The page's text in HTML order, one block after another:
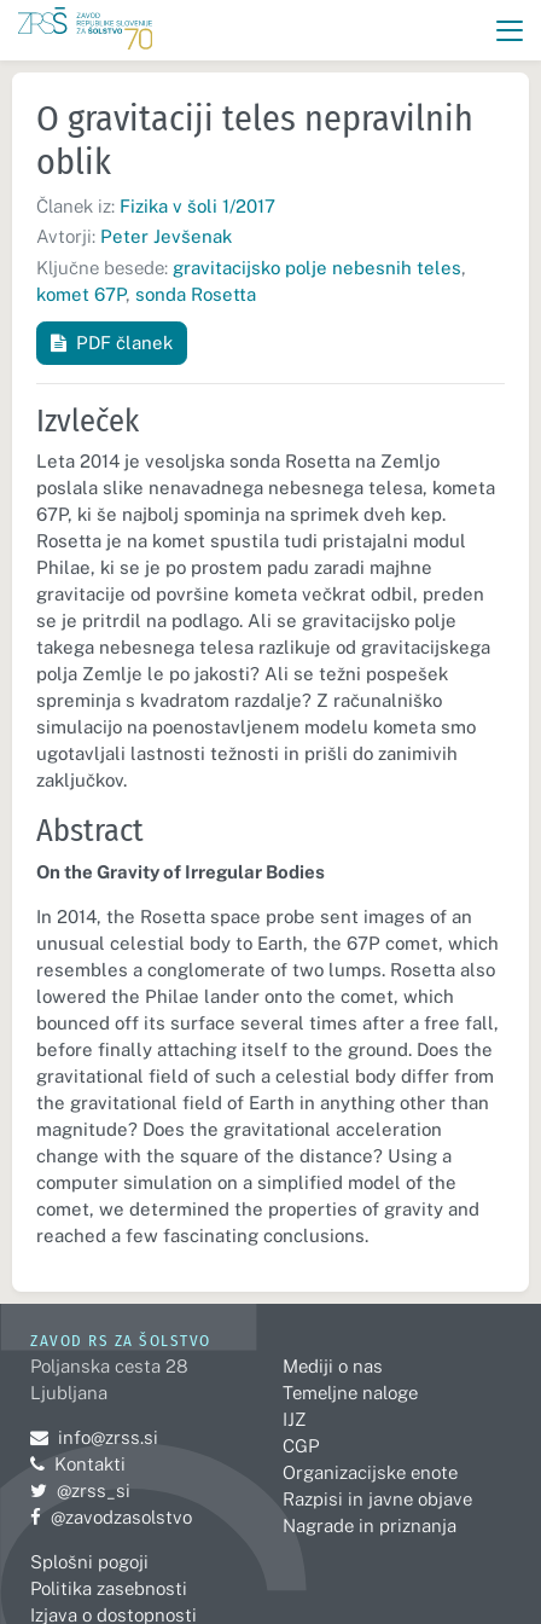
O gravitaciji teles nepravilnih
oblik
Članek iz: Fizika v šoli 1/2017
Avtorji: Peter Jevšenak
Ključne besede: gravitacijsko polje nebesnih teles,
komet 67P, sonda Rosetta
PDF članek
Izvleček
Leta 2014 je vesoljska sonda Rosetta na Zemljo
poslala slike nenavadnega nebesnega telesa, kometa
67P, ki še najbolj spominja na sprimek dveh kep.
Rosetta je na komet spustila tudi pristajalni modul
Philae, ki se je po prostem padu zaradi majhne
gravitacije od površine kometa večkrat odbil, preden
se je pritrdil na podlago. Ali se gravitacijsko polje
takega nebesnega telesa razlikuje od gravitacijskega
polja Zemlje le po jakosti? Ali se težni pospešek
spreminja s kvadratom razdalje? Z računalniško
simulacijo na poenostavljenem modelu kometa smo
ugotavljali lastnosti težnosti in prišli do zanimivih
zaključkov.
Abstract
On the Gravity of Irregular Bodies
In 2014, the Rosetta space probe sent images of an
unusual celestial body to Earth, the 67P comet, which
resembles a conglomerate of two lumps. Rosetta also
lowered the Philae lander onto the comet, which
bounced off its surface several times after a free fall,
before finally attaching itself to the ground. Does the
gravitational field of such a celestial body differ from
the gravitational field of Earth in anything other than
magnitude? Does the gravitational acceleration
change with the square of the distance? Using a
computer simulation on a simplified model of the
comet, we determined the properties of gravity and
reached a few fascinating conclusions.
ZAVOD RS ZA ŠOLSTVO
Poljanska cesta 28
Ljubljana
Pošljite e-mail na
info@zrss.si
Kontakti
Pojdite na Twitter:
@zrss_si
Pojdite na Facebook:
@zavodzasolstvo
Splošni pogoji
Politika zasebnosti
Izjava o dostopnosti
Mediji o nas
Temeljne naloge
IJZ
CGP
Organizacijske enote
Razpisi in javne objave
Nagrade in priznanja